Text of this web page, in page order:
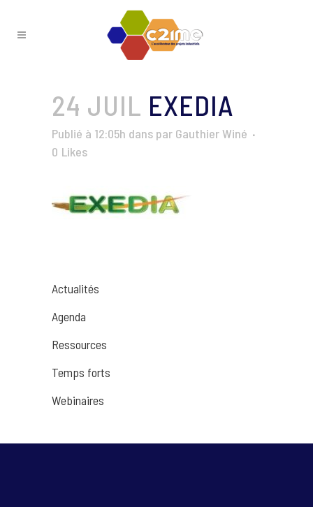
24 JUIL EXEDIA
Publié à 12:05h dans par Gauthier Winé
0 Likes
Actualités
Agenda
Ressources
Temps forts
Webinaires